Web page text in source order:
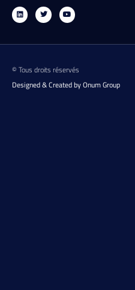
© Tous droits réservés
Designed & Created by Onum Group